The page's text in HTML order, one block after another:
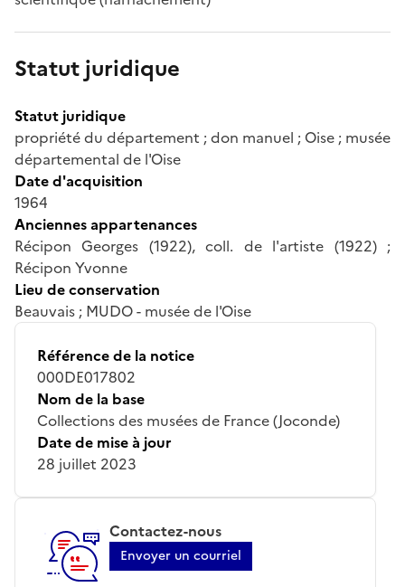
Statut juridique
Statut juridique
propriété du département ; don manuel ; Oise ; musée
départemental de l'Oise
Date d'acquisition
1964
Anciennes appartenances
Récipon Georges (1922), coll. de l'artiste (1922) ;
Récipon Yvonne
Lieu de conservation
Beauvais ; MUDO - musée de l'Oise
Référence de la notice
000DE017802
Nom de la base
Collections des musées de France (Joconde)
Date de mise à jour
28 juillet 2023
Contactez-nous
Envoyer un courriel